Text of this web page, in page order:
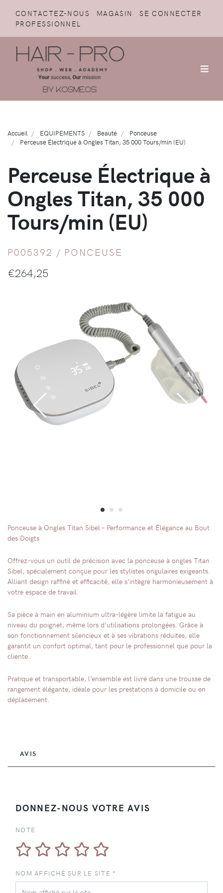
CONTACTEZ-NOUS MAGASIN
SE CONNECTER
PROFESSIONNEL
Accueil EQUIPEMENTS Beauté
Ponceuse
Perceuse Électrique à Ongles Titan, 35 000 Tours/min (EU)
Perceuse Électrique à
Ongles Titan, 35 000
Tours/min (EU)
P005392 / PONCEUSE
€264,25
Ponceuse à Ongles Titan Sibel – Performance et Élégance au Bout
des Doigts
Offrez-vous un outil de précision avec la ponceuse à ongles Titan
Sibel, spécialement conçue pour les stylistes ongulaires exigeants.
Alliant design raffiné et efficacité, elle s’intègre harmonieusement à
votre espace de travail.
Sa pièce à main en aluminium ultra-légère limite la fatigue au
niveau du poignet, même lors d’utilisations prolongées. Grâce à
son fonctionnement silencieux et à ses vibrations réduites, elle
garantit un confort optimal, tant pour le professionnel que pour la
cliente.
Pratique et transportable, l’ensemble est livré dans une trousse de
rangement élégante, idéale pour les prestations à domicile ou en
déplacement.
AVIS
DONNEZ-NOUS VOTRE AVIS
NOTE
NOM AFFICHÉ SUR LE SITE *